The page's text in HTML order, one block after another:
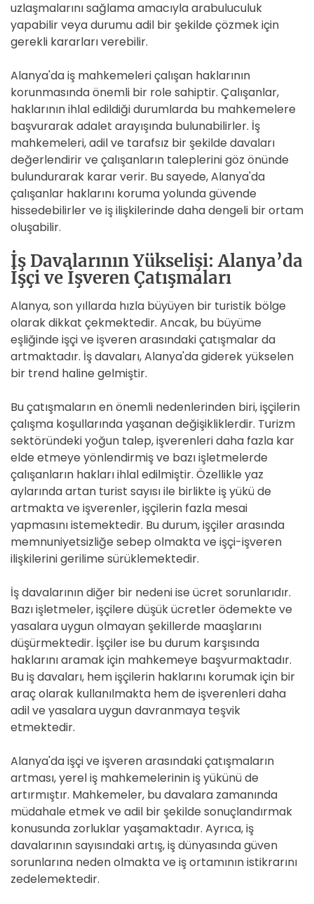
uzlaşmalarını sağlama amacıyla arabuluculuk
yapabilir veya durumu adil bir şekilde çözmek için
gerekli kararları verebilir.
Alanya'da iş mahkemeleri çalışan haklarının
korunmasında önemli bir role sahiptir. Çalışanlar,
haklarının ihlal edildiği durumlarda bu mahkemelere
başvurarak adalet arayışında bulunabilirler. İş
mahkemeleri, adil ve tarafsız bir şekilde davaları
değerlendirir ve çalışanların taleplerini göz önünde
bulundurarak karar verir. Bu sayede, Alanya'da
çalışanlar haklarını koruma yolunda güvende
hissedebilirler ve iş ilişkilerinde daha dengeli bir ortam
oluşabilir.
İş Davalarının Yükselişi: Alanya’da
İşçi ve İşveren Çatışmaları
Alanya, son yıllarda hızla büyüyen bir turistik bölge
olarak dikkat çekmektedir. Ancak, bu büyüme
eşliğinde işçi ve işveren arasındaki çatışmalar da
artmaktadır. İş davaları, Alanya'da giderek yükselen
bir trend haline gelmiştir.
Bu çatışmaların en önemli nedenlerinden biri, işçilerin
çalışma koşullarında yaşanan değişikliklerdir. Turizm
sektöründeki yoğun talep, işverenleri daha fazla kar
elde etmeye yönlendirmiş ve bazı işletmelerde
çalışanların hakları ihlal edilmiştir. Özellikle yaz
aylarında artan turist sayısı ile birlikte iş yükü de
artmakta ve işverenler, işçilerin fazla mesai
yapmasını istemektedir. Bu durum, işçiler arasında
memnuniyetsizliğe sebep olmakta ve işçi-işveren
ilişkilerini gerilime sürüklemektedir.
İş davalarının diğer bir nedeni ise ücret sorunlarıdır.
Bazı işletmeler, işçilere düşük ücretler ödemekte ve
yasalara uygun olmayan şekillerde maaşlarını
düşürmektedir. İşçiler ise bu durum karşısında
haklarını aramak için mahkemeye başvurmaktadır.
Bu iş davaları, hem işçilerin haklarını korumak için bir
araç olarak kullanılmakta hem de işverenleri daha
adil ve yasalara uygun davranmaya teşvik
etmektedir.
Alanya'da işçi ve işveren arasındaki çatışmaların
artması, yerel iş mahkemelerinin iş yükünü de
artırmıştır. Mahkemeler, bu davalara zamanında
müdahale etmek ve adil bir şekilde sonuçlandırmak
konusunda zorluklar yaşamaktadır. Ayrıca, iş
davalarının sayısındaki artış, iş dünyasında güven
sorunlarına neden olmakta ve iş ortamının istikrarını
zedelemektedir.